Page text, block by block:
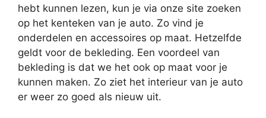
hebt kunnen lezen, kun je via onze site zoeken
op het kenteken van je auto. Zo vind je
onderdelen en accessoires op maat. Hetzelfde
geldt voor de bekleding. Een voordeel van
bekleding is dat we het ook op maat voor je
kunnen maken. Zo ziet het interieur van je auto
er weer zo goed als nieuw uit.